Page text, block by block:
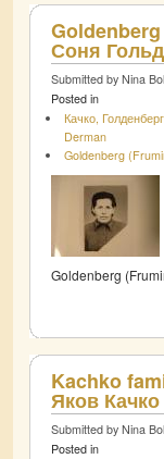
Соня
Submitted by Nina
Posted in
Качко,
Derman
Goldenberg
Goldenberg
Kachko
Яков Качко
Submitted by Nina
Posted in